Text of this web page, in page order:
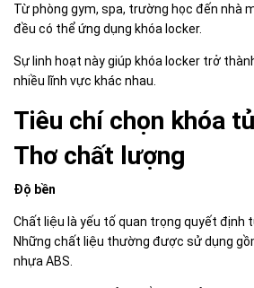
Từ phòng gym, spa, trường học đến nhà
đều có thể ứng dụng khóa locker.
Sự linh hoạt này giúp khóa locker trở
nhiều lĩnh vực khác nhau.
Tiêu chí chọn khóa
Thơ chất lượng
Độ bền
Chất liệu là yếu tố quan trọng quyết định
Những chất liệu thường được sử dụng
nhựa ABS.